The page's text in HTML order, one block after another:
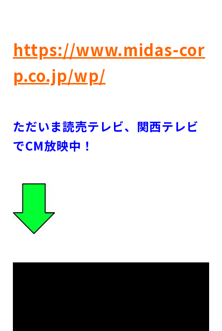
https://www.midas-cor
p.co.jp/wp/
ただいま読売テレビ、関西テレビ
でCM放映中！